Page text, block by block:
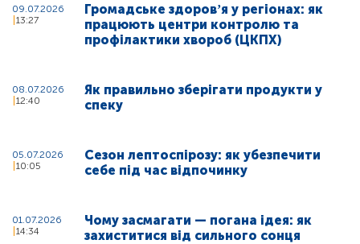
09.07.2026
13:27
Громадське здоровʼя у регіонах: як
працюють центри контролю та
профілактики хвороб (ЦКПХ)
08.07.2026
12:40
Як правильно зберігати продукти у
спеку
05.07.2026
10:05
Сезон лептоспірозу: як убезпечити
себе під час відпочинку
01.07.2026
14:34
Чому засмагати — погана ідея: як
захиститися від сильного сонця